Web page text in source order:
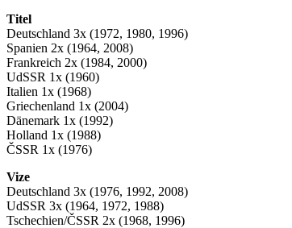
Titel
Deutschland 3x (1972, 1980, 1996)
Spanien 2x (1964, 2008)
Frankreich 2x (1984, 2000)
UdSSR 1x (1960)
Italien 1x (1968)
Griechenland 1x (2004)
Dänemark 1x (1992)
Holland 1x (1988)
ČSSR 1x (1976)
Vize
Deutschland 3x (1976, 1992, 2008)
UdSSR 3x (1964, 1972, 1988)
Tschechien/ČSSR 2x (1968, 1996)